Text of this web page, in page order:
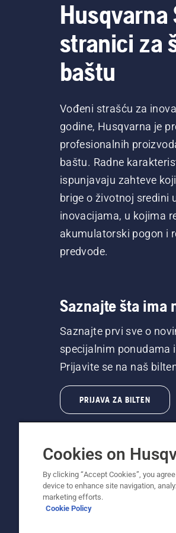
Husqvarna
stranici za
baštu
Vođeni strašću za
godine, Husqvarna je
profesionalnih
baštu. Radne
ispunjavaju zahteve
brige o životnoj sredini
inovacijama, u kojima
akumulatorski pogon i
predvode.
Saznajte šta ima
Saznajte prvi sve o
specijalnim ponudama
Prijavite se na naš
PRIJAVA ZA BILTEN
© Husqvarna AB (publ).
Politika o kolačićima
Cookies on
By clicking “Accept Cookies”, you
device to enhance site navigation,
marketing efforts.
Cookie Policy